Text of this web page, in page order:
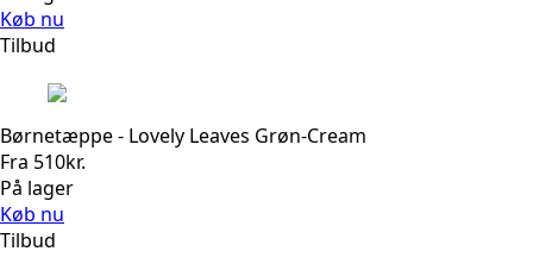
Køb nu
Tilbud
Børnetæppe - Lovely Leaves Grøn-Cream
Fra 510kr.
På lager
Køb nu
Tilbud